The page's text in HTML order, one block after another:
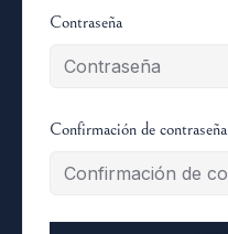
Contraseña
Confirmación de contraseña